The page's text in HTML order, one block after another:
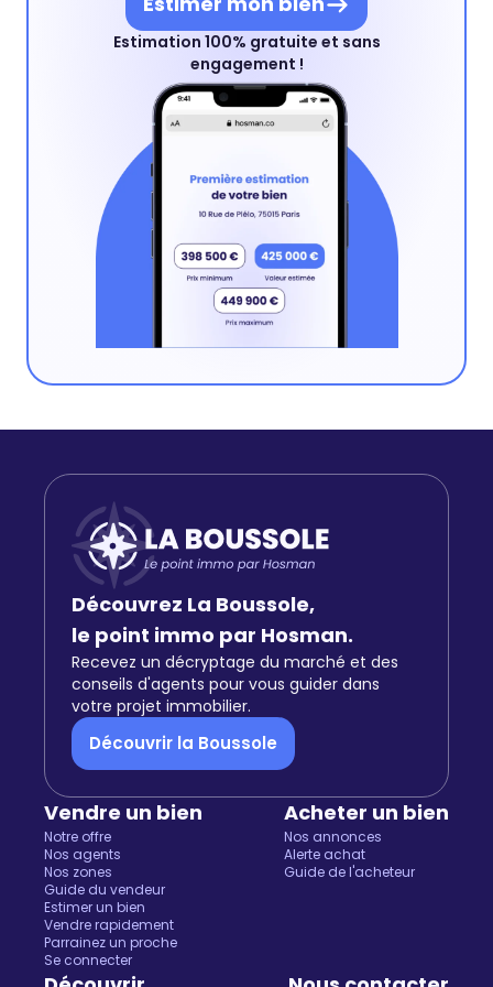
Estimation 100% gratuite et sans
engagement !
Découvrez La Boussole,
le point immo par Hosman.
Recevez un décryptage du marché et des
conseils d'agents pour vous guider dans
votre projet immobilier.
Découvrir la Boussole
Vendre un bien
Notre offre
Nos agents
Nos zones
Guide du vendeur
Estimer un bien
Vendre rapidement
Parrainez un proche
Se connecter
Acheter un bien
Nos annonces
Alerte achat
Guide de l'acheteur